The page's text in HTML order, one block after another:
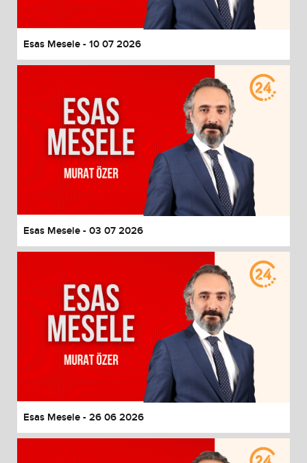
Esas Mesele - 10 07 2026
Esas Mesele - 03 07 2026
Esas Mesele - 26 06 2026